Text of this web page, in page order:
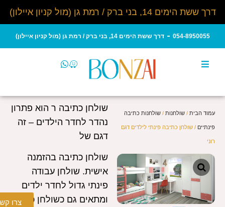
דרך ששת הימים 14, בני ברק / רמת גן (מול קניון איילון)
054-8950055 דרך ששת הימים 14, בני ברק / רמת גן (מול קניון איילון)
עמוד הבית / שולחנות / שולחנות כתיבה
פינתיים / שולחן כתיבה פינתי לילדים דגם
רוני
שולחן כתיבה ר הוא פתרון
נהדר לחדר הילדים – זה
דגם של
שולחן כתיבה בהזמנה
אישית. שולחן עבודה
פינתי גדול לחדר ילדים
ומתאים גם כשולחן כתיבה
צרו